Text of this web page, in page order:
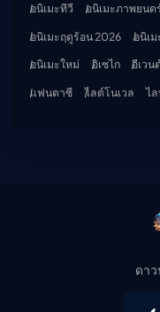
อนิเมะทีวี
อนิเมะภาพยนต
อนิเมะฤดูร้อน 2026
อนิเ
อนิเมะใหม่
อิเซไก อีเว
แฟนตาซี
ไลต์โนเวล ไ
ดา